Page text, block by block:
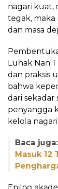
nagari kuat,
tegak, maka
dan masa
Luhak Nan
dan praksis
bahwa
dari
penyangga
kelola nagari.
Baca juga:
Masuk 12